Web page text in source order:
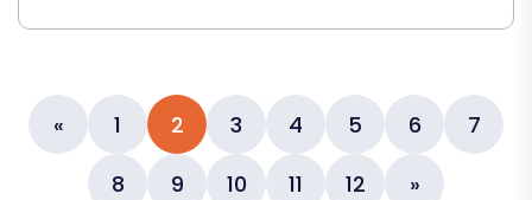
« 1 2 3 4 5 6
7
8
9 10 11 12 »